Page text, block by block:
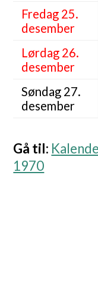
Fredag 25.
desember
Lørdag 26.
desember
Søndag 27.
desember
Gå til:
1970